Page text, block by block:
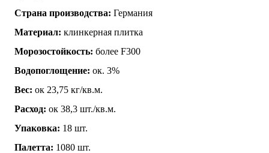
Страна производства: Германия
Материал: клинкерная плитка
Морозостойкость: более F300
Водопоглощение: ок. 3%
Вес: ок 23,75 кг/кв.м.
Расход: ок 38,3 шт./кв.м.
Упаковка: 18 шт.
Палетта: 1080 шт.